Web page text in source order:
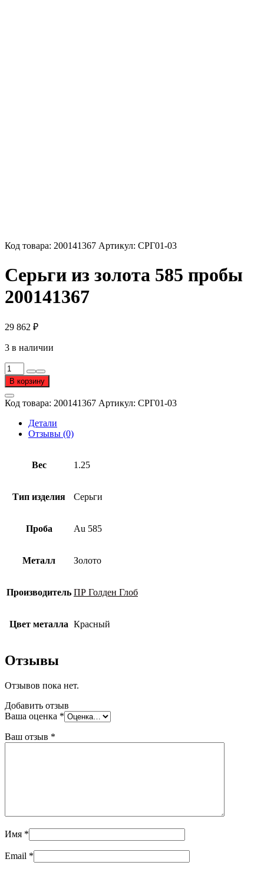
Код товара: 200141367 Артикул: СРГ01-03
Серьги из золота 585 пробы
200141367
29 862 ₽
3 в наличии
Количество
товара
Серьги
из
золота
пробы
В корзину
Код товара: 200141367 Артикул: СРГ01-03
Детали
Отзывы (0)
Вес 1.25
Тип изделия Серьги
Проба Au 585
Металл Золото
Производитель ПР Голден Глоб
Цвет металла Красный
Отзывы
Отзывов пока нет.
Добавить отзыв
Ваша оценка *
Ваш отзыв *
Имя *
Email *